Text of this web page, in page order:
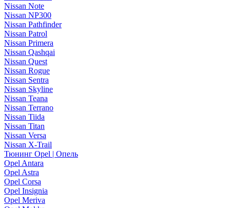
Nissan Note
Nissan NP300
Nissan Pathfinder
Nissan Patrol
Nissan Primera
Nissan Qashqai
Nissan Quest
Nissan Rogue
Nissan Sentra
Nissan Skyline
Nissan Teana
Nissan Terrano
Nissan Tiida
Nissan Titan
Nissan Versa
Nissan X-Trail
Тюнинг Opel | Опель
Opel Antara
Opel Astra
Opel Corsa
Opel Insignia
Opel Meriva